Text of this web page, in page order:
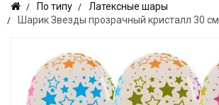
По типу
Латексные шары
Шарик Звезды прозрачный кристалл 30 см